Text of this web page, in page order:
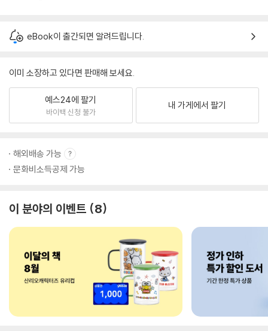
eBook이 출간되면 알려드립니다.
이미 소장하고 있다면 판매해 보세요.
예스24에 팔기
바이백 신청 불가
내 가게에서 팔기
해외배송 가능
문화비소득공제 가능
이 분야의 이벤트 8